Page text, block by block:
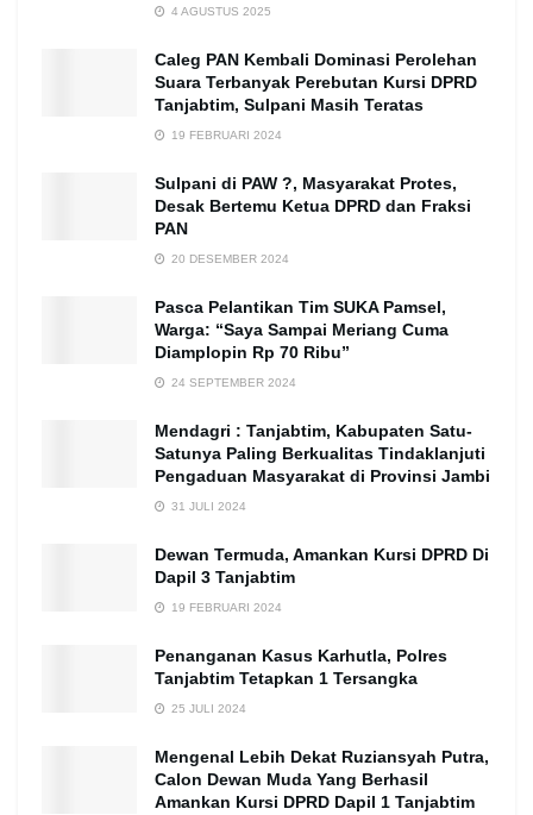
4 AGUSTUS 2025
Caleg PAN Kembali Dominasi Perolehan
Suara Terbanyak Perebutan Kursi DPRD
Tanjabtim, Sulpani Masih Teratas
19 FEBRUARI 2024
Sulpani di PAW ?, Masyarakat Protes,
Desak Bertemu Ketua DPRD dan Fraksi
PAN
20 DESEMBER 2024
Pasca Pelantikan Tim SUKA Pamsel,
Warga: “Saya Sampai Meriang Cuma
Diamplopin Rp 70 Ribu”
24 SEPTEMBER 2024
Mendagri : Tanjabtim, Kabupaten Satu-
Satunya Paling Berkualitas Tindaklanjuti
Pengaduan Masyarakat di Provinsi Jambi
31 JULI 2024
Dewan Termuda, Amankan Kursi DPRD Di
Dapil 3 Tanjabtim
19 FEBRUARI 2024
Penanganan Kasus Karhutla, Polres
Tanjabtim Tetapkan 1 Tersangka
25 JULI 2024
Mengenal Lebih Dekat Ruziansyah Putra,
Calon Dewan Muda Yang Berhasil
Amankan Kursi DPRD Dapil 1 Tanjabtim